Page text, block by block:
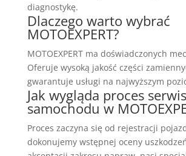
diagnostykę.
Dlaczego warto wybrać
MOTOEXPERT?
MOTOEXPERT ma doświadczonych
Oferuje wysoką jakość części
gwarantuje usługi na najwyższym
Jak wygląda proces
samochodu w
Proces zaczyna się od rejestracji
dokonujemy wstępnej oceny